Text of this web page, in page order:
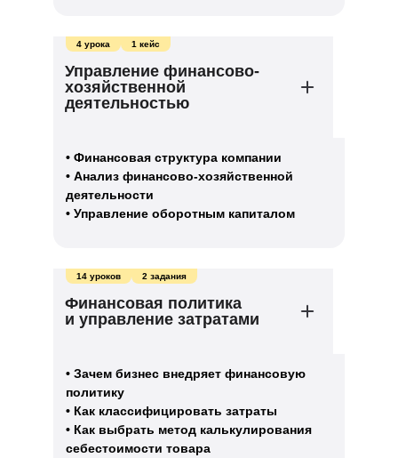
Управление финансово-
хозяйственной
деятельностью
4 урока 1 кейс
• Финансовая структура компании
• Анализ финансово-хозяйственной
деятельности
• Управление оборотным капиталом
Финансовая политика
и управление затратами
14 уроков 2 задания
• Зачем бизнес внедряет финансовую
политику
• Как классифицировать затраты
• Как выбрать метод калькулирования
себестоимости товара